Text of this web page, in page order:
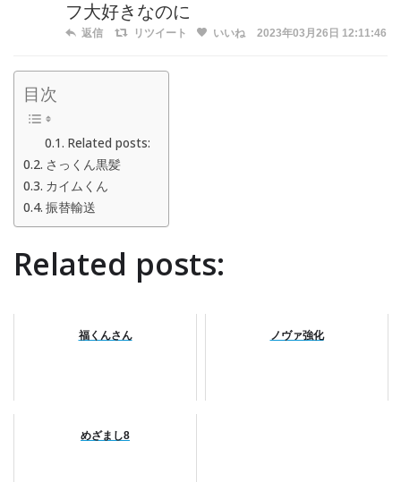
フ大好きなのに
返信 リツイート いいね 2023年03月26日 12:11:46
目次
Related posts:
さっくん黒髪
カイムくん
振替輸送
Related posts:
福くんさん ノヴァ強化
めざまし8